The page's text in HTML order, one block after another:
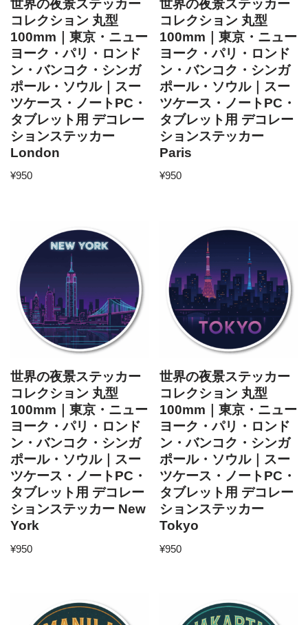
世界の夜景ステッカー
コレクション 丸型
100mm｜東京・ニュー
ヨーク・パリ・ロンド
ン・バンコク・シンガ
ポール・ソウル｜スー
ツケース・ノートPC・
タブレット用 デコレー
ションステッカー
London
¥950
世界の夜景ステッカー
コレクション 丸型
100mm｜東京・ニュー
ヨーク・パリ・ロンド
ン・バンコク・シンガ
ポール・ソウル｜スー
ツケース・ノートPC・
タブレット用 デコレー
ションステッカー
Paris
¥950
世界の夜景ステッカー
コレクション 丸型
100mm｜東京・ニュー
ヨーク・パリ・ロンド
ン・バンコク・シンガ
ポール・ソウル｜スー
ツケース・ノートPC・
タブレット用 デコレー
ションステッカー New
York
¥950
世界の夜景ステッカー
コレクション 丸型
100mm｜東京・ニュー
ヨーク・パリ・ロンド
ン・バンコク・シンガ
ポール・ソウル｜スー
ツケース・ノートPC・
タブレット用 デコレー
ションステッカー
Tokyo
¥950